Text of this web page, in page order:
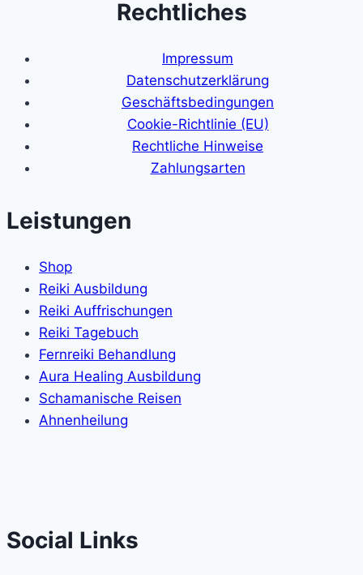
Rechtliches
Impressum
Datenschutzerklärung
Geschäftsbedingungen
Cookie-Richtlinie (EU)
Rechtliche Hinweise
Zahlungsarten
Leistungen
Shop
Reiki Ausbildung
Reiki Auffrischungen
Reiki Tagebuch
Fernreiki Behandlung
Aura Healing Ausbildung
Schamanische Reisen
Ahnenheilung
Social Links